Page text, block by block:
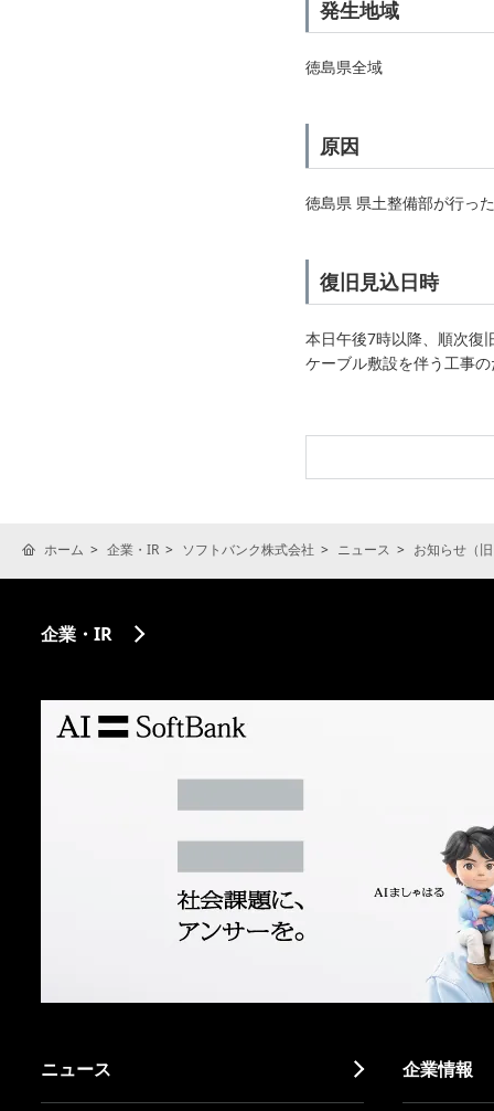
発生地域
徳島県全域
原因
徳島県 県土整備部が行っ
復旧見込日時
本日午後7時以降、順次復
ケーブル敷設を伴う工事
ホーム 企業・IR ソフトバンク株式会社 ニュース お知らせ（
企業・IR
ニュース 企業情報